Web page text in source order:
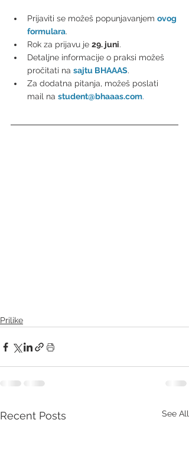
Prijaviti se možeš popunjavanjem ovog
formulara.
Rok za prijavu je 29. juni.
Detaljne informacije o praksi možeš
pročitati na sajtu BHAAAS.
Za dodatna pitanja, možeš poslati
mail na student@bhaaas.com.
Prilike
Recent Posts See All